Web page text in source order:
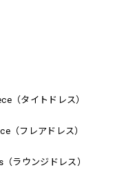
（タイトドレス）
（フレアドレス）
ラウンジドレス）